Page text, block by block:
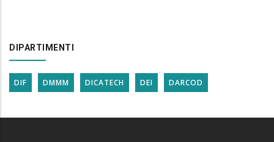
DIPARTIMENTI
DIF DMMM DICATECH DEI DARCOD